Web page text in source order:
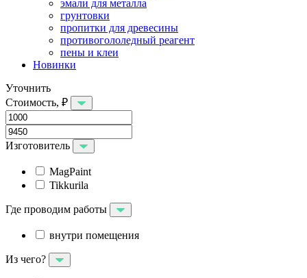
эмали для металла
грунтовки
пропитки для древесины
противогололедный реагент
пены и клеи
Новинки
Уточнить
Стоимость, ₽
Изготовитель
MagPaint
Tikkurila
Где проводим работы
внутри помещения
Из чего?